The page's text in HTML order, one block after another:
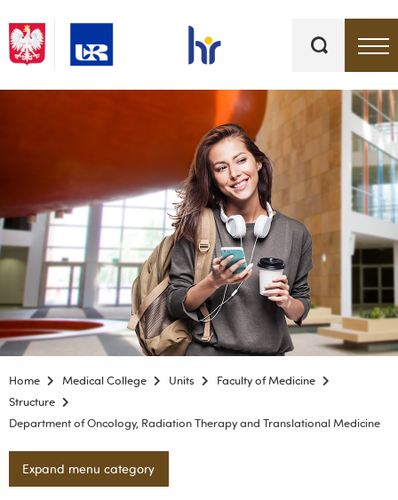
Home Medical College Units
Faculty of Medicine
Structure
Department of Oncology, Radiation Therapy and Translational Medicine
Expand menu category